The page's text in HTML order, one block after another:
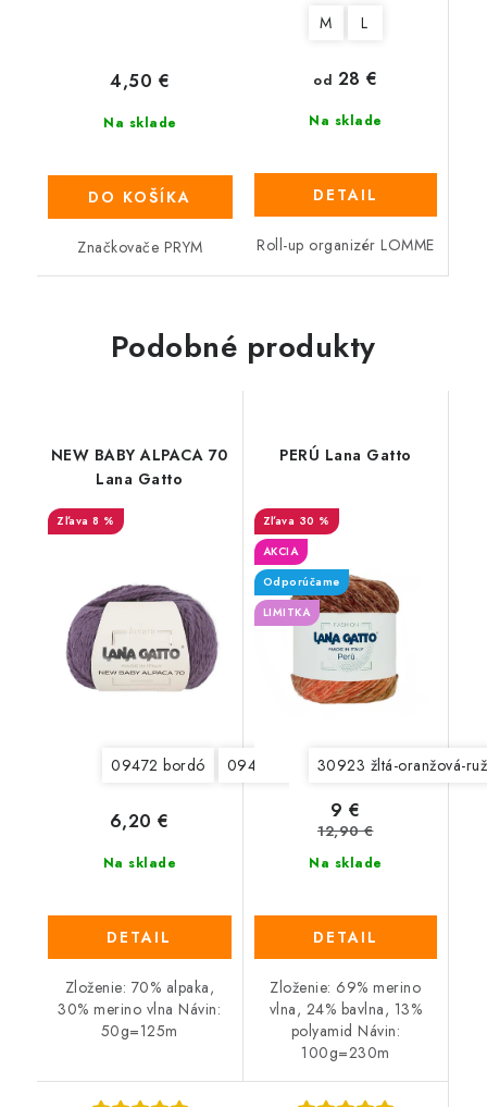
Na sklade
4,50 €
DO KOŠÍKA
Značkovače PRYM
M L
Na sklade
od 28 €
DETAIL
Roll-up organizér LOMME
Podobné produkty
NEW BABY ALPACA 70
Lana Gatto
8 %
09472 bordó 09475 šedá 09476 tmavá šedá
Na sklade
6,20 €
DETAIL
Zloženie: 70% alpaka,
30% merino vlna Návin:
50g=125m
PERÚ Lana Gatto
30 %
AKCIA
Odporúčame
LIMITKA
30923 žltá-oranžová-
Na sklade
9 €
12,90 €
DETAIL
Zloženie: 69% merino
vlna, 24% bavlna, 13%
polyamid Návin:
100g=230m